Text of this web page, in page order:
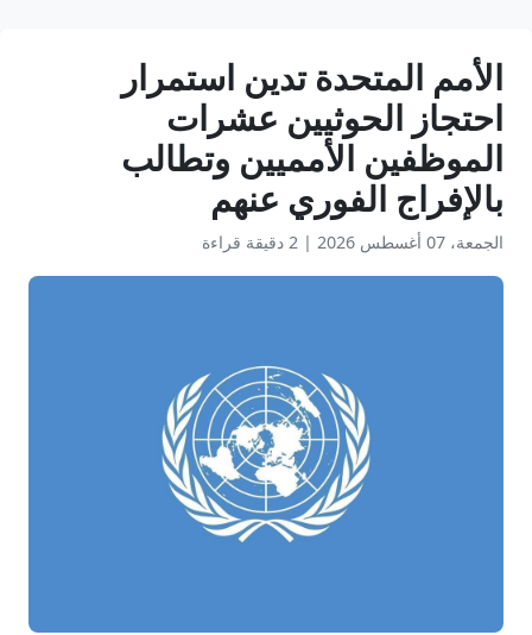
الأمم المتحدة تدين استمرار
احتجاز الحوثيين عشرات
الموظفين الأمميين وتطالب
بالإفراج الفوري عنهم
الجمعة، 07 أغسطس 2026 | 2 دقيقة قراءة